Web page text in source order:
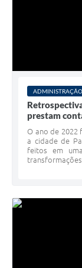
ADMINISTRAÇÃO
prestam
O ano de 2022
a cidade de
feitos em